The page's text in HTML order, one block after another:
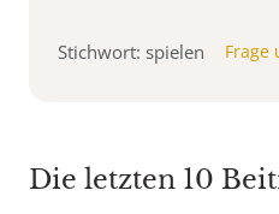
Stichwort: spielen Frage
Die letzten 10